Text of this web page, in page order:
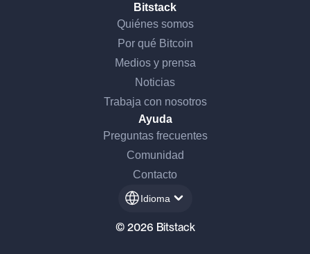
Bitstack
Quiénes somos
Por qué Bitcoin
Medios y prensa
Noticias
Trabaja con nosotros
Ayuda
Preguntas frecuentes
Comunidad
Contacto
Idioma
© 2026 Bitstack